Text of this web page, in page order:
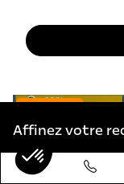
Affinez votre